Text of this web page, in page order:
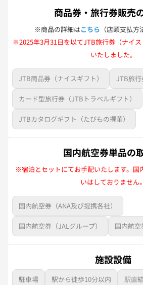
商品券・旅行券販売
※商品の詳細はこちら （店頭支払方
※2025年3月31日を以てJTB旅行券（ナイ
いたしました。
JTB商品券（ナイスギフト） JTB旅行
カード型旅行券（JTBトラベルギフト）
JTBカタログギフト（たびもの撰華）
国内航空券単品の
※宿泊とセットにてお手配いたします。国
いはしておりません。
国内航空券（ANA及び提携各社）
国内航空券（JALグループ） 国内航空
施設設備
駐車場 駅から徒歩10分以内 駅直